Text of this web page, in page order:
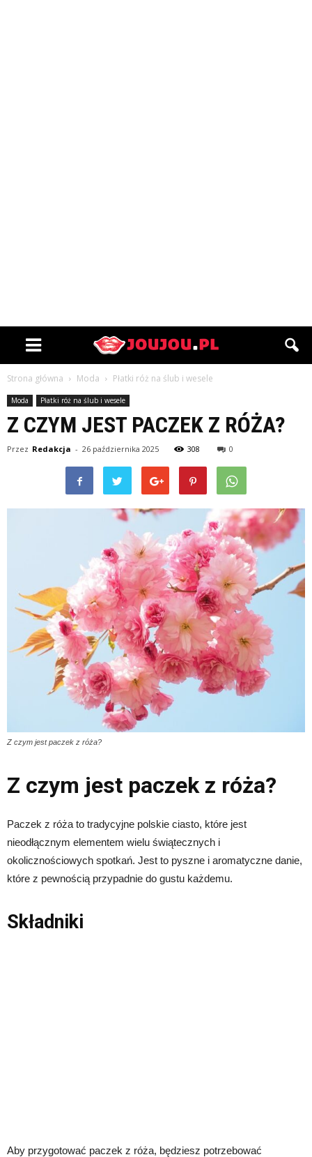
Strona główna Moda Płatki róż na ślub i wesele
Moda Płatki róż na ślub i wesele
Z CZYM JEST PACZEK Z RÓŻA?
Przez Redakcja - 26 października 2025 308 0
Z czym jest paczek z róża?
Z czym jest paczek z róża?
Paczek z róża to tradycyjne polskie ciasto, które jest
nieodłącznym elementem wielu świątecznych i
okolicznościowych spotkań. Jest to pyszne i aromatyczne danie,
które z pewnością przypadnie do gustu każdemu.
Składniki
Aby przygotować paczek z róża, będziesz potrzebować